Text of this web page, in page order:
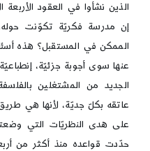
الذين نشأوا في العقود الأربعة
إن مدرسة فكريّة تكوّنت حوله.
الممكن في المستقبل؟ هذه
عنها سوى أجوبة جزئيّة،
الجديد من المشتغلين
عاتقه بكلّ جديّة، لأنها هي
على هدى النظريّات التي
حدّدت قواعده منذ أكثر من